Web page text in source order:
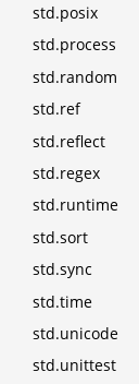
std.posix
std.process
std.random
std.ref
std.reflect
std.regex
std.runtime
std.sort
std.sync
std.time
std.unicode
std.unittest